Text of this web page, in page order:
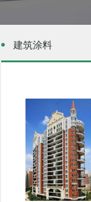
建筑涂料